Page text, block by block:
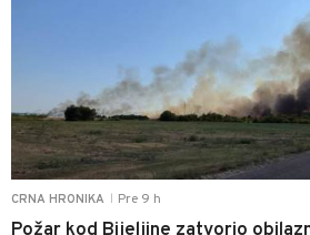
CRNA HRONIKA Pre 9 h